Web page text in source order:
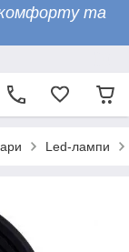
комфорту та
Led-лампи